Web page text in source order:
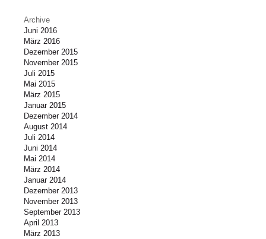
Archive
Juni 2016
März 2016
Dezember 2015
November 2015
Juli 2015
Mai 2015
März 2015
Januar 2015
Dezember 2014
August 2014
Juli 2014
Juni 2014
Mai 2014
März 2014
Januar 2014
Dezember 2013
November 2013
September 2013
April 2013
März 2013